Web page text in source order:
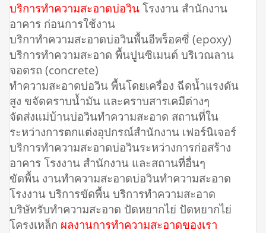
บริการทำความสะอาดบ่อวิน โรงงาน สำนักงาน
อาคาร ก่อนการใช้งาน
บริกาทำความสะอาดบ่อวินพื้นอีพร็อคซี่ (epoxy)
บริการทำความสะอาด พื้นปูนซิเมนต์ บริเวณลาน
จอดรถ (concrete)
ทำความสะอาดบ่อวิน พื้นโดยเครื่อง ฉีดน้ำแรงดัน
สูง ขจัดคราบน้ำมัน และคราบสารเคมีต่างๆ
จัดส่งแม่บ้านบ่อวินทำความสะอาด สถานที่ใน
ระหว่างการตกแต่งอุปกรณ์สำนักงาน เฟอร์นิเจอร์
บริการทำความสะอาดบ่อวินระหว่างการก่อสร้าง
อาคาร โรงงาน สำนักงาน และสถานที่อื่นๆ
ขัดพื้น งานทำความสะอาดบ่อวินทำความสะอาด
โรงงาน บริการขัดพื้น บริการทำความสะอาด
บริษัทรับทำความสะอาด ปัดหยากไย่ ปัดหยากไย่
โครงเหล็ก ผลงานการทำความสะอาดของเรา